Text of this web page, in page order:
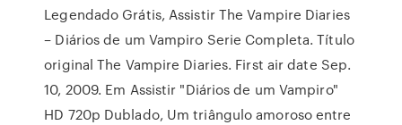
Legendado Grátis, Assistir The Vampire Diaries
– Diários de um Vampiro Serie Completa. Título
original The Vampire Diaries. First air date Sep.
10, 2009. Em Assistir "Diários de um Vampiro"
HD 720p Dublado, Um triângulo amoroso entre